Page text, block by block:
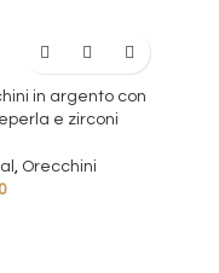
in argento con
e zirconi
, Orecchini